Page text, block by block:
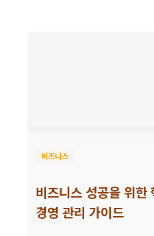
비즈니스
비즈니스 성공을 위한
경영 관리 가이드